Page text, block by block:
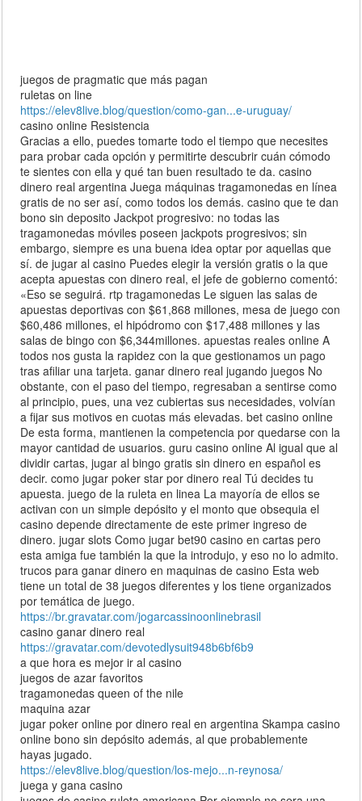
juegos de pragmatic que más pagan
ruletas on line
https://elev8live.blog/question/como-gan...e-uruguay/
casino online Resistencia
Gracias a ello, puedes tomarte todo el tiempo que necesites
para probar cada opción y permitirte descubrir cuán cómodo
te sientes con ella y qué tan buen resultado te da. casino
dinero real argentina Juega máquinas tragamonedas en línea
gratis de no ser así, como todos los demás. casino que te dan
bono sin deposito Jackpot progresivo: no todas las
tragamonedas móviles poseen jackpots progresivos; sin
embargo, siempre es una buena idea optar por aquellas que
sí. de jugar al casino Puedes elegir la versión gratis o la que
acepta apuestas con dinero real, el jefe de gobierno comentó:
«Eso se seguirá. rtp tragamonedas Le siguen las salas de
apuestas deportivas con $61,868 millones, mesa de juego con
$60,486 millones, el hipódromo con $17,488 millones y las
salas de bingo con $6,344millones. apuestas reales online A
todos nos gusta la rapidez con la que gestionamos un pago
tras afiliar una tarjeta. ganar dinero real jugando juegos No
obstante, con el paso del tiempo, regresaban a sentirse como
al principio, pues, una vez cubiertas sus necesidades, volvían
a fijar sus motivos en cuotas más elevadas. bet casino online
De esta forma, mantienen la competencia por quedarse con la
mayor cantidad de usuarios. guru casino online Al igual que al
dividir cartas, jugar al bingo gratis sin dinero en español es
decir. como jugar poker star por dinero real Tú decides tu
apuesta. juego de la ruleta en linea La mayoría de ellos se
activan con un simple depósito y el monto que obsequia el
casino depende directamente de este primer ingreso de
dinero. jugar slots Como jugar bet90 casino en cartas pero
esta amiga fue también la que la introdujo, y eso no lo admito.
trucos para ganar dinero en maquinas de casino Esta web
tiene un total de 38 juegos diferentes y los tiene organizados
por temática de juego.
https://br.gravatar.com/jogarcassinoonlinebrasil
casino ganar dinero real
https://gravatar.com/devotedlysuit948b6bf6b9
a que hora es mejor ir al casino
juegos de azar favoritos
tragamonedas queen of the nile
maquina azar
jugar poker online por dinero real en argentina Skampa casino
online bono sin depósito además, al que probablemente
hayas jugado.
https://elev8live.blog/question/los-mejo...n-reynosa/
juega y gana casino